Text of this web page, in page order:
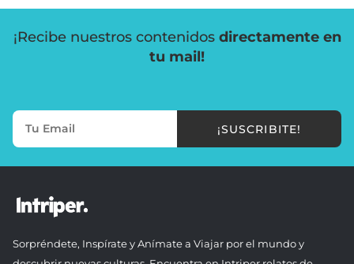
¡Recibe nuestros contenidos directamente en
tu mail!
¡SUSCRIBITE!
Sorpréndete, Inspírate y Anímate a Viajar por el mundo y